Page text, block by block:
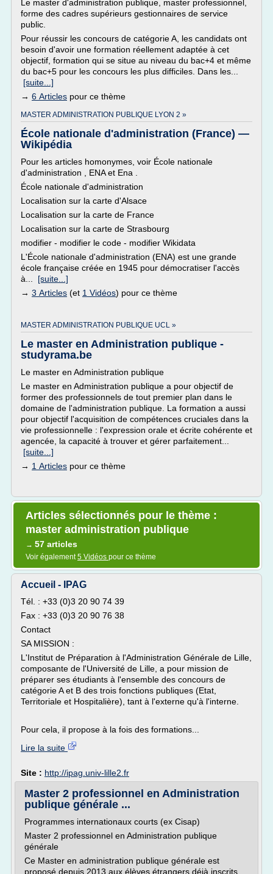
Le master d'administration publique, master professionnel,
forme des cadres supérieurs gestionnaires de service
public.
Pour réussir les concours de catégorie A, les candidats ont
besoin d'avoir une formation réellement adaptée à cet
objectif, formation qui se situe au niveau du bac+4 et même
du bac+5 pour les concours les plus difficiles. Dans les...
[suite...]
→ 6 Articles pour ce thème
MASTER ADMINISTRATION PUBLIQUE LYON 2 »
École nationale d'administration (France) —
Wikipédia
Pour les articles homonymes, voir École nationale
d'administration , ENA et Ena .
École nationale d'administration
Localisation sur la carte d'Alsace
Localisation sur la carte de France
Localisation sur la carte de Strasbourg
modifier - modifier le code - modifier Wikidata
L'École nationale d'administration (ENA) est une grande
école française créée en 1945 pour démocratiser l'accès
à... [suite...]
→ 3 Articles (et 1 Vidéos) pour ce thème
MASTER ADMINISTRATION PUBLIQUE UCL »
Le master en Administration publique -
studyrama.be
Le master en Administration publique
Le master en Administration publique a pour objectif de
former des professionnels de tout premier plan dans le
domaine de l'administration publique. La formation a aussi
pour objectif l'acquisition de compétences cruciales dans la
vie professionnelle : l'expression orale et écrite cohérente et
agencée, la capacité à trouver et gérer parfaitement...
[suite...]
→ 1 Articles pour ce thème
Articles sélectionnés pour le thème :
master administration publique
→ 57 articles
Voir également5 Vidéos pour ce thème
Accueil - IPAG
Tél. : +33 (0)3 20 90 74 39
Fax : +33 (0)3 20 90 76 38
Contact
SA MISSION :
L'Institut de Préparation à l'Administration Générale de Lille,
composante de l'Université de Lille, a pour mission de
préparer ses étudiants à l'ensemble des concours de
catégorie A et B des trois fonctions publiques (Etat,
Territoriale et Hospitalière), tant à l'externe qu'à l'interne.
Pour cela, il propose à la fois des formations...
Lire la suite
Site : http://ipag.univ-lille2.fr
Master 2 professionnel en Administration
publique générale ...
Programmes internationaux courts (ex Cisap)
Master 2 professionnel en Administration publique
générale
Ce Master en administration publique générale est
proposé depuis 2013 aux élèves étrangers déjà inscrits